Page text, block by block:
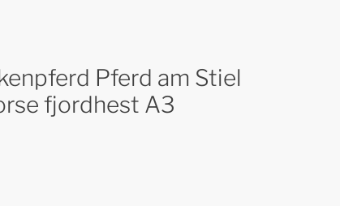
Pferd am Stiel
fjordhest A3